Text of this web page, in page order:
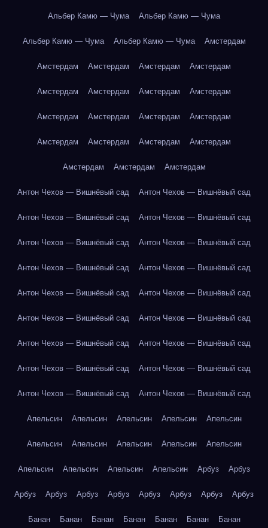
Альбер Камю — Чума Альбер Камю — Чума
Альбер Камю — Чума Альбер Камю — Чума Амстердам
Амстердам Амстердам Амстердам Амстердам
Амстердам Амстердам Амстердам Амстердам
Амстердам Амстердам Амстердам Амстердам
Амстердам Амстердам Амстердам Амстердам
Амстердам Амстердам Амстердам
Антон Чехов — Вишнёвый сад Антон Чехов — Вишнёвый сад
Антон Чехов — Вишнёвый сад Антон Чехов — Вишнёвый сад
Антон Чехов — Вишнёвый сад Антон Чехов — Вишнёвый сад
Антон Чехов — Вишнёвый сад Антон Чехов — Вишнёвый сад
Антон Чехов — Вишнёвый сад Антон Чехов — Вишнёвый сад
Антон Чехов — Вишнёвый сад Антон Чехов — Вишнёвый сад
Антон Чехов — Вишнёвый сад Антон Чехов — Вишнёвый сад
Антон Чехов — Вишнёвый сад Антон Чехов — Вишнёвый сад
Антон Чехов — Вишнёвый сад Антон Чехов — Вишнёвый сад
Апельсин Апельсин Апельсин Апельсин Апельсин
Апельсин Апельсин Апельсин Апельсин Апельсин
Апельсин Апельсин Апельсин Апельсин Арбуз Арбуз
Арбуз Арбуз Арбуз Арбуз Арбуз Арбуз Арбуз Арбуз
Банан Банан Банан Банан Банан Банан Банан